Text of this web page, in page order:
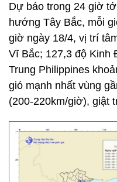
Dự báo trong 24 giờ
hướng Tây Bắc, mỗi
giờ ngày 18/4, vị trí
Vĩ Bắc; 127,3 độ Kinh
Trung Philippines
gió mạnh nhất vùng
(200-220km/giờ), giật